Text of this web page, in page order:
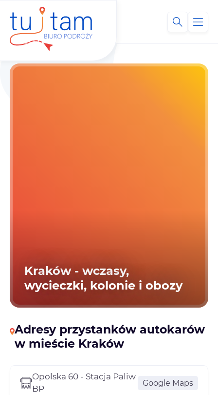
Kraków - wczasy,
wycieczki, kolonie i obozy
Adresy przystanków autokarów
w mieście Kraków
Opolska 60 - Stacja Paliw
BP
Google Maps